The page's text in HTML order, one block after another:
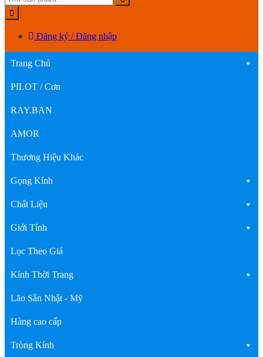
Đăng ký / Đăng nhập
Trang Chủ
PILOT / Cơn
RAY.BAN
AMOR
Thương Hiệu Khác
Gọng Kính
Chất Liệu
Giới Tính
Lọc Theo Giá
Kính Thời Trang
Lão Sẵn Nhật - Mỹ
Hàng cao cấp
Tròng Kính